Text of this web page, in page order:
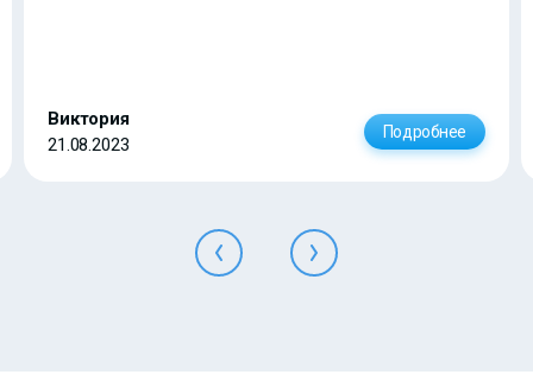
Виктория
21.08.2023
Подробнее